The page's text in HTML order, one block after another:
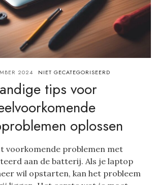
2024 NIET GECATEGORISEERD
tips voor
oplossen
voorkomende problemen met
aan de batterij. Als je laptop
wil opstarten, kan het probleem